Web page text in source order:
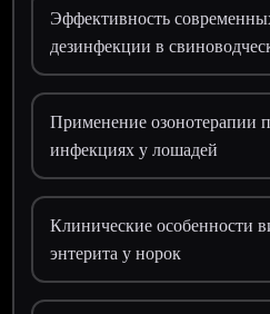
Эффективность
дезинфекции в
Применение озонотерапии
инфекциях у лошадей
Клинические особенности
энтерита у норок